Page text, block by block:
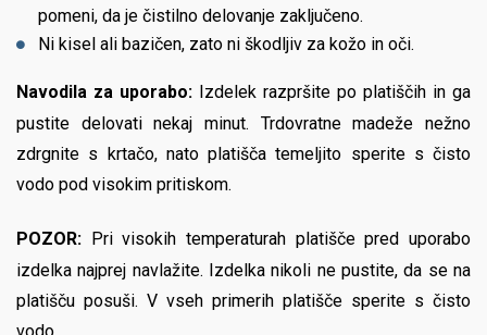
pomeni, da je čistilno delovanje zaključeno.
Ni kisel ali bazičen, zato ni škodljiv za kožo in oči.
Navodila za uporabo:
Izdelek razpršite po platiščih in ga
pustite delovati nekaj minut. Trdovratne madeže nežno
zdrgnite s krtačo, nato platišča temeljito sperite s čisto
vodo pod visokim pritiskom.
POZOR: Pri visokih temperaturah platišče pred uporabo
izdelka najprej navlažite. Izdelka nikoli ne pustite, da se na
platišču posuši. V vseh primerih platišče sperite s čisto